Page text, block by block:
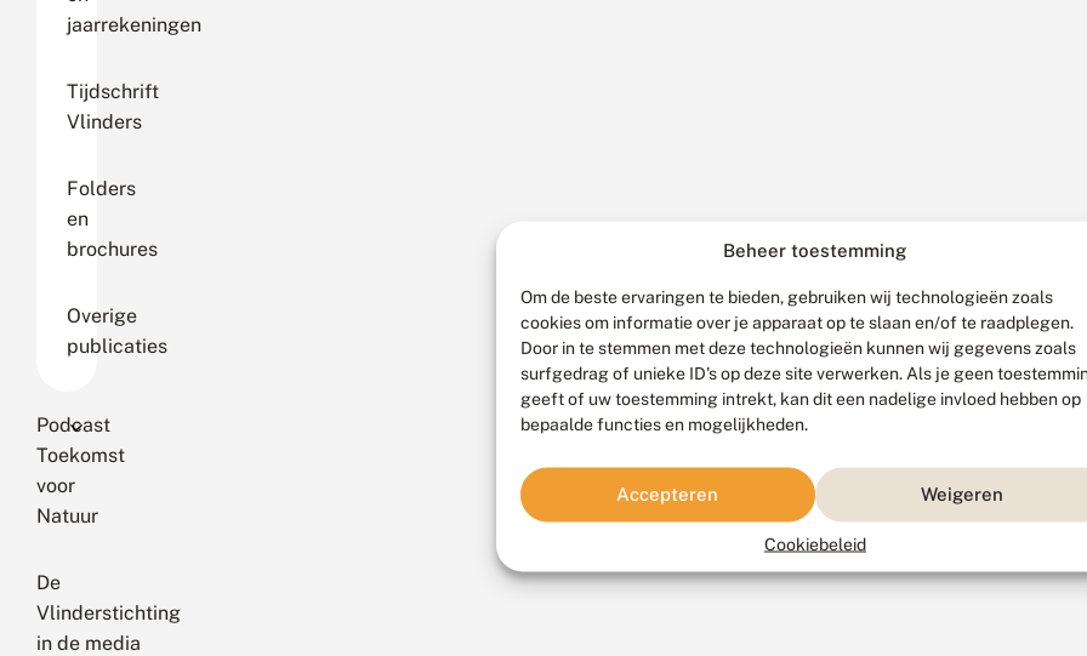
Beheer toestemming
Om de beste ervaringen te bieden, gebruiken wij technologieën zoals
cookies om informatie over je apparaat op te slaan en/of te raadplegen.
Door in te stemmen met deze technologieën kunnen wij gegevens zoals
surfgedrag of unieke ID's op deze site verwerken. Als je geen
geeft of uw toestemming intrekt, kan dit een nadelige invloed hebben op
bepaalde functies en mogelijkheden.
Accepteren Weigeren
Cookiebeleid
jaarrekeningen
Tijdschrift
Vlinders
Folders
en
brochures
Overige
publicaties
Podcast
Toekomst
voor
Natuur
De
Vlinderstichting
in de media